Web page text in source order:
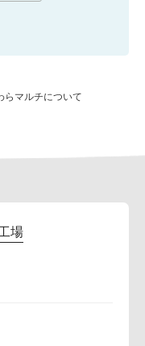
らマルチについて
場